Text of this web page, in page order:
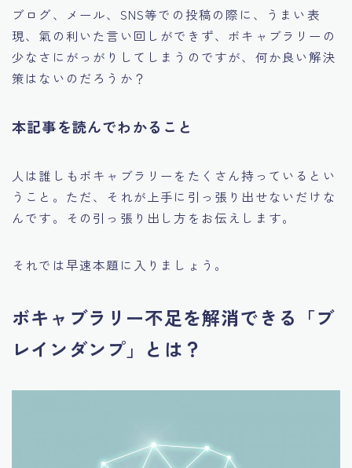
ブログ、メール、SNS等での投稿の際に、うまい表
現、氣の利いた言い回しができず、ボキャブラリーの
少なさにがっがりしてしまうのですが、何か良い解決
策はないのだろうか？
本記事を読んでわかること
人は誰しもボキャブラリーをたくさん持っているとい
うこと。ただ、それが上手に引っ張り出せないだけな
んです。その引っ張り出し方をお伝えします。
それでは早速本題に入りましょう。
ボキャブラリー不足を解消できる「ブ
レインダンプ」とは？